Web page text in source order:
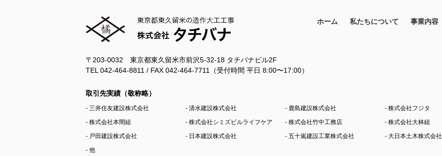
ホーム 私たちについて 事業内容
〒203-0032 東京都東久留米市前沢5-32-18 タチバナビル2F
TEL 042-464-8811 / FAX 042-464-7711（受付時間 平日 8:00〜17:00）
取引先実績（敬称略）
- 三井住友建設株式会社 - 清水建設株式会社 - 鹿島建設株式会社 - 株式会社フジタ
- 株式会社本間組
- 株式会社シミズビルライフケア - 株式会社竹中工務店 - 株式会社大林組
- 戸田建設株式会社
- 日本建設株式会社 - 五十嵐建設工業株式会社 - 大日本土木株式会社
- 他